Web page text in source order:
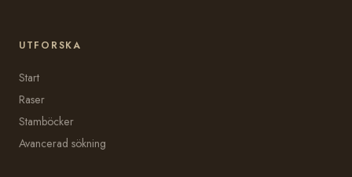
UTFORSKA
Start
Raser
Stamböcker
Avancerad sökning